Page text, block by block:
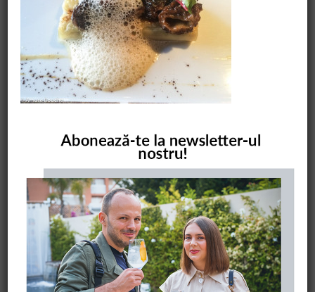
CAUTARE
COMANDĂ CARTEA NOASTRĂ